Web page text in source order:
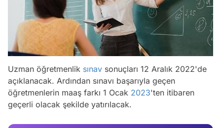
Uzman öğretmenlik sınav sonuçları 12 Aralık 2022'de
açıklanacak. Ardından sınavı başarıyla geçen
öğretmenlerin maaş farkı 1 Ocak 2023'ten itibaren
geçerli olacak şekilde yatırılacak.